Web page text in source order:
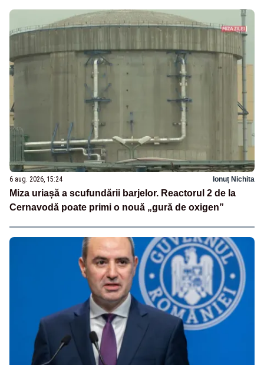
6 aug. 2026, 15:24 Ionuț Nichita
Miza uriașă a scufundării barjelor. Reactorul 2 de la
Cernavodă poate primi o nouă „gură de oxigen”